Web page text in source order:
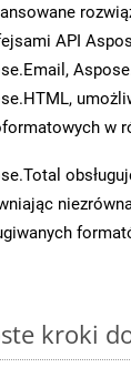
API
w
kroki